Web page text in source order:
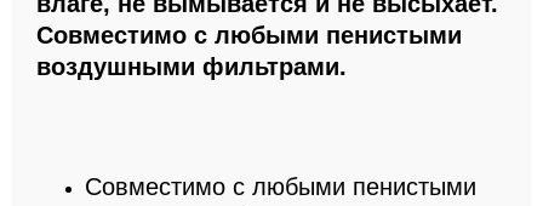
Совместимо с любыми пенистыми
воздушными фильтрами.
Совместимо с любыми пенистыми